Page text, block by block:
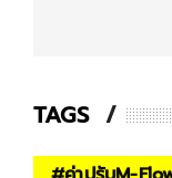
TAGS